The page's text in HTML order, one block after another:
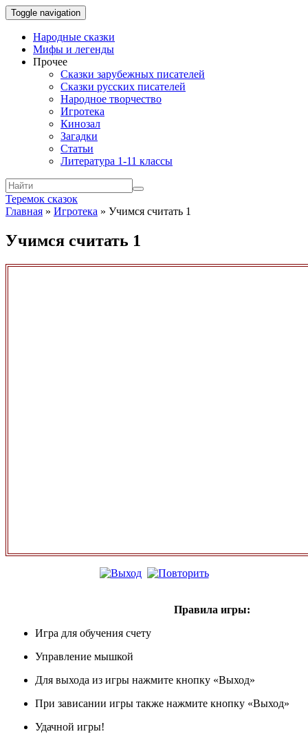
Toggle navigation
Народные сказки
Мифы и легенды
Прочее
Сказки зарубежных писателей
Сказки русских писателей
Народное творчество
Игротека
Кинозал
Загадки
Статьи
Литература 1-11 классы
Теремок сказок
Главная » Игротека » Учимся считать 1
Учимся считать 1
Правила игры:
Игра для обучения счету
Управление мышкой
Для выхода из игры нажмите кнопку «Выход»
При зависании игры также нажмите кнопку «Выход»
Удачной игры!